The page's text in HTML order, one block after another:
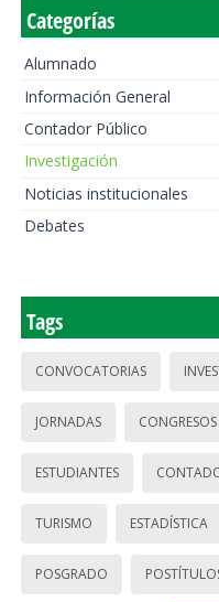
Categorías
Alumnado
Información General
Contador Público
Investigación
Noticias institucionales
Debates
Tags
CONVOCATORIAS
JORNADAS CONGRESOS
ESTUDIANTES
TURISMO ESTADÍSTICA
POSGRADO